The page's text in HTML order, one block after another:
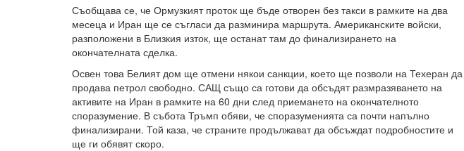
Съобщава се, че Ормузкият проток ще бъде отворен без такси в рамките на два
месеца и Иран ще се съгласи да разминира маршрута. Американските войски,
разположени в Близкия изток, ще останат там до финализирането на
окончателната сделка.
Освен това Белият дом ще отмени някои санкции, което ще позволи на Техеран да
продава петрол свободно. САЩ също са готови да обсъдят размразяването на
активите на Иран в рамките на 60 дни след приемането на окончателното
споразумение. В събота Тръмп обяви, че споразуменията са почти напълно
финализирани. Той каза, че страните продължават да обсъждат подробностите и
ще ги обявят скоро.